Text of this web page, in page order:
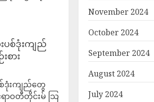
စ်ဒုံးကျည်
စား
ဒုံးကျည်တွေ
ရာဝတီတိုင်းမ် သြ
November 2024
October 2024
September 2024
August 2024
July 2024